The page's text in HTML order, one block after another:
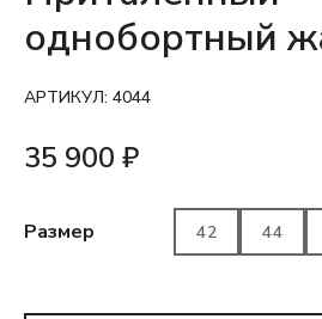
однобортный
АРТИКУЛ: 4044
35 900 ₽
Размер 42 44